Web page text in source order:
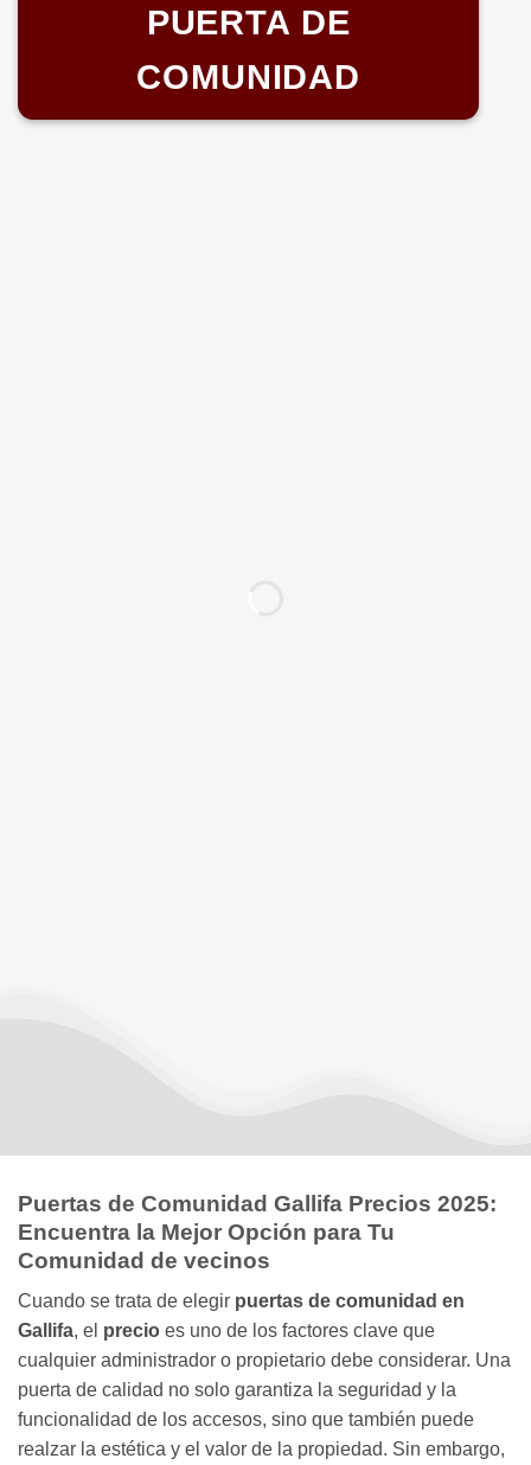
PUERTA DE
COMUNIDAD
Puertas de Comunidad Gallifa Precios 2025:
Encuentra la Mejor Opción para Tu
Comunidad de vecinos
Cuando se trata de elegir puertas de comunidad en
Gallifa, el precio es uno de los factores clave que
cualquier administrador o propietario debe considerar. Una
puerta de calidad no solo garantiza la seguridad y la
funcionalidad de los accesos, sino que también puede
realzar la estética y el valor de la propiedad. Sin embargo,